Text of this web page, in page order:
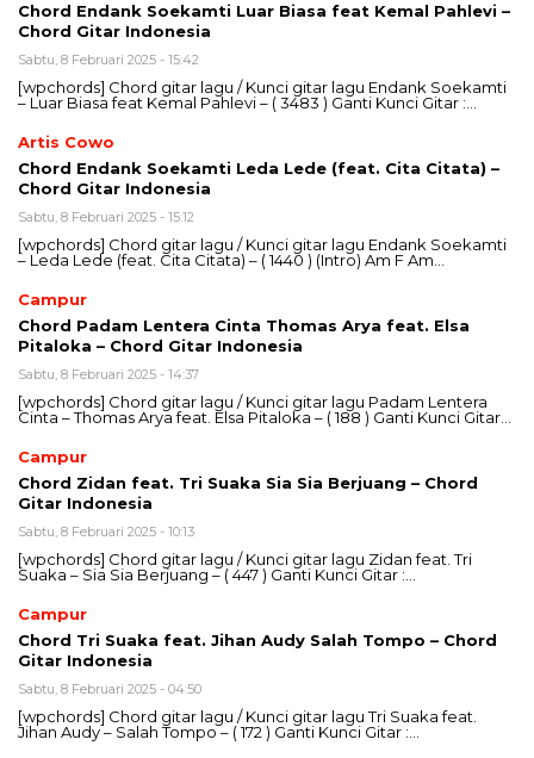
Chord Endank Soekamti Luar Biasa feat Kemal Pahlevi –
Chord Gitar Indonesia
Sabtu, 8 Februari 2025 - 15:42
[wpchords] Chord gitar lagu / Kunci gitar lagu Endank Soekamti
– Luar Biasa feat Kemal Pahlevi – ( 3483 ) Ganti Kunci Gitar :…
Artis Cowo
Chord Endank Soekamti Leda Lede (feat. Cita Citata) –
Chord Gitar Indonesia
Sabtu, 8 Februari 2025 - 15:12
[wpchords] Chord gitar lagu / Kunci gitar lagu Endank Soekamti
– Leda Lede (feat. Cita Citata) – ( 1440 ) (Intro) Am F Am…
Campur
Chord Padam Lentera Cinta Thomas Arya feat. Elsa
Pitaloka – Chord Gitar Indonesia
Sabtu, 8 Februari 2025 - 14:37
[wpchords] Chord gitar lagu / Kunci gitar lagu Padam Lentera
Cinta – Thomas Arya feat. Elsa Pitaloka – ( 188 ) Ganti Kunci Gitar…
Campur
Chord Zidan feat. Tri Suaka Sia Sia Berjuang – Chord
Gitar Indonesia
Sabtu, 8 Februari 2025 - 10:13
[wpchords] Chord gitar lagu / Kunci gitar lagu Zidan feat. Tri
Suaka – Sia Sia Berjuang – ( 447 ) Ganti Kunci Gitar :…
Campur
Chord Tri Suaka feat. Jihan Audy Salah Tompo – Chord
Gitar Indonesia
Sabtu, 8 Februari 2025 - 04:50
[wpchords] Chord gitar lagu / Kunci gitar lagu Tri Suaka feat.
Jihan Audy – Salah Tompo – ( 172 ) Ganti Kunci Gitar :…